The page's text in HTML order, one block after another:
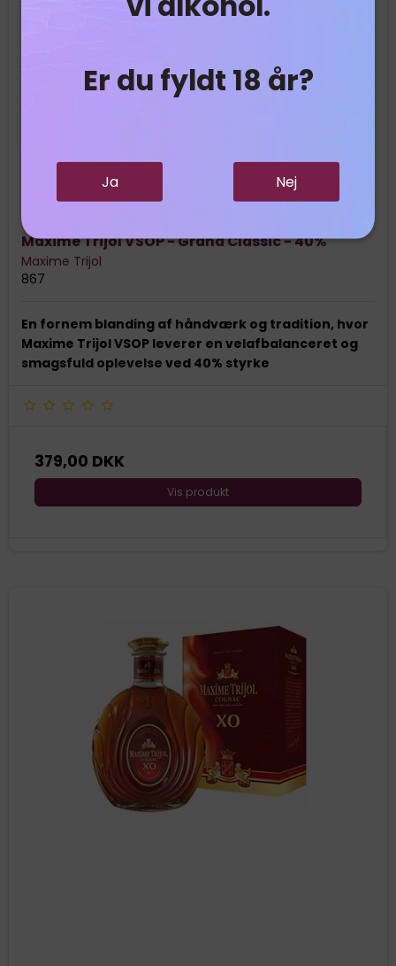
Er du fyldt 18 år?
Ja Nej
Maxime Trijol VSOP - Grand Classic - 40%
Maxime Trijol
867
En fornem blanding af håndværk og tradition, hvor
Maxime Trijol VSOP leverer en velafbalanceret og
smagsfuld oplevelse ved 40% styrke
379,00 DKK
Vis produkt